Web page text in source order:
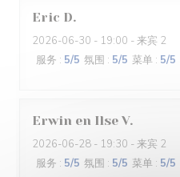
Eric D
2026-06-30 - 19:00 - 来宾 2
服务 : 5/5 氛围 : 5/5 菜单 : 5/5
Erwin en Ilse V
2026-06-28 - 19:30 - 来宾 2
服务 : 5/5 氛围 : 5/5 菜单 : 5/5